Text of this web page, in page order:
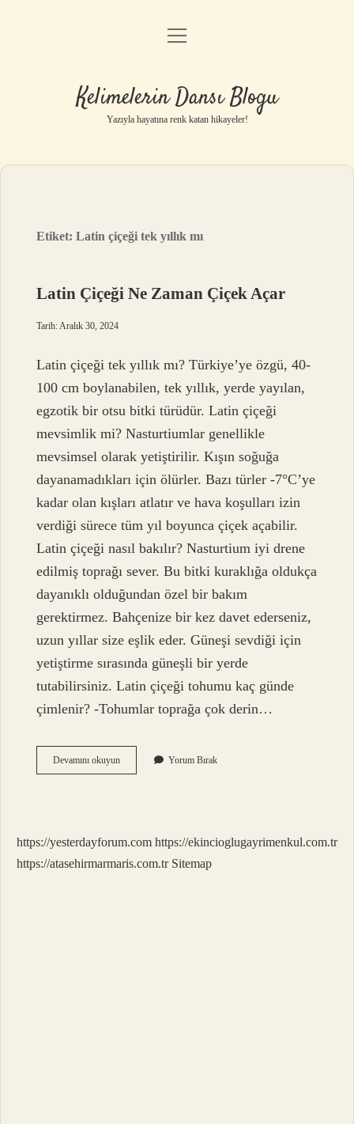
Anasayfa
Yasal Uyarı
menüyü
Kelimelerin Dansı Blogu
Yazıyla hayatına renk katan hikayeler!
Etiket:Latin çiçeği tek yıllık mı
Latin Çiçeği Ne Zaman Çiçek Açar
Tarih: Aralık 30, 2024
Latin çiçeği tek yıllık mı? Türkiye’ye özgü, 40-
100 cm boylanabilen, tek yıllık, yerde yayılan,
egzotik bir otsu bitki türüdür. Latin çiçeği
mevsimlik mi? Nasturtiumlar genellikle
mevsimsel olarak yetiştirilir. Kışın soğuğa
dayanamadıkları için ölürler. Bazı türler -7°C’ye
kadar olan kışları atlatır ve hava koşulları izin
verdiği sürece tüm yıl boyunca çiçek açabilir.
Latin çiçeği nasıl bakılır? Nasturtium iyi drene
edilmiş toprağı sever. Bu bitki kuraklığa oldukça
dayanıklı olduğundan özel bir bakım
gerektirmez. Bahçenize bir kez davet ederseniz,
uzun yıllar size eşlik eder. Güneşi sevdiği için
yetiştirme sırasında güneşli bir yerde
tutabilirsiniz. Latin çiçeği tohumu kaç günde
çimlenir? -Tohumlar toprağa çok derin…
Devamını okuyunLatin
Çiçeği
Yorum Bırak
https://yesterdayforum.com https://ekincioglugayrimenkul.com.tr
https://atasehirmarmaris.com.tr Sitemap